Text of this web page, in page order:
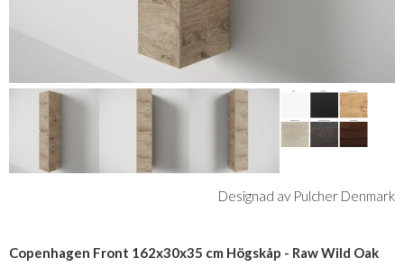
Designad av Pulcher Denmark
Copenhagen Front 162x30x35 cm Högskåp - Raw Wild Oak